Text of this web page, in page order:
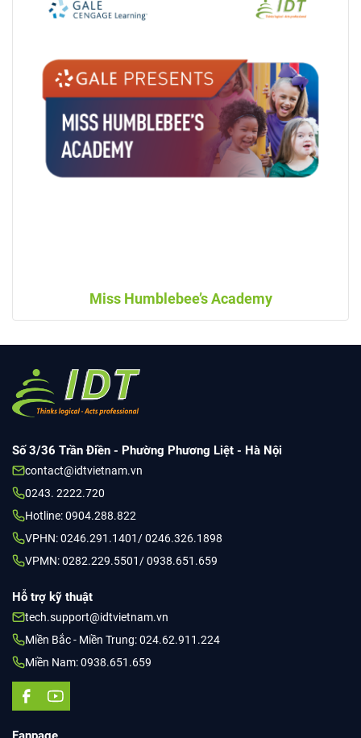
Miss Humblebee’s Academy
Số 3/36 Trần Điền - Phường Phương Liệt - Hà Nội
contact@idtvietnam.vn
0243. 2222.720
Hotline: 0904.288.822
VPHN: 0246.291.1401/ 0246.326.1898
VPMN: 0282.229.5501/ 0938.651.659
Hỗ trợ kỹ thuật
tech.support@idtvietnam.vn
Miền Bắc - Miền Trung: 024.62.911.224
Miền Nam: 0938.651.659